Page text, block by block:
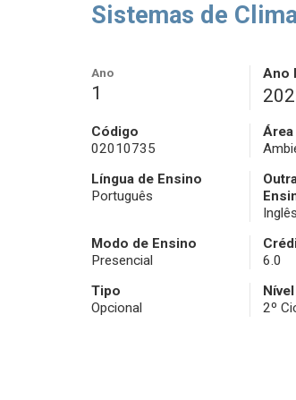
Sistemas de
Ano
1
Ano
Código
02010735
Língua de Ensino
Português
Inglês
Modo de Ensino
Presencial
6.0
Tipo
Opcional
Nível
2º